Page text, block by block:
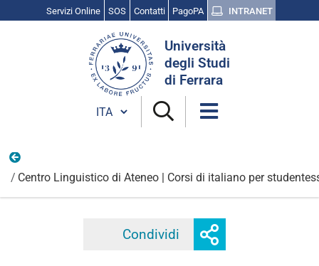
Servizi Online SOS Contatti PagoPA INTRANET
Università
degli Studi
di Ferrara
Cambia lingua
Centro Linguistico di Ateneo | Corsi di italiano per
Condividi Facebook